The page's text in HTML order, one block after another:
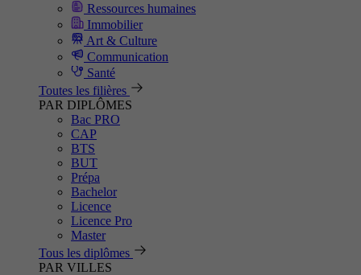
Ressources humaines
Immobilier
Art & Culture
Communication
Santé
Toutes les filières
PAR DIPLÔMES
Bac PRO
CAP
BTS
BUT
Prépa
Bachelor
Licence
Licence Pro
Master
Tous les diplômes
PAR VILLES